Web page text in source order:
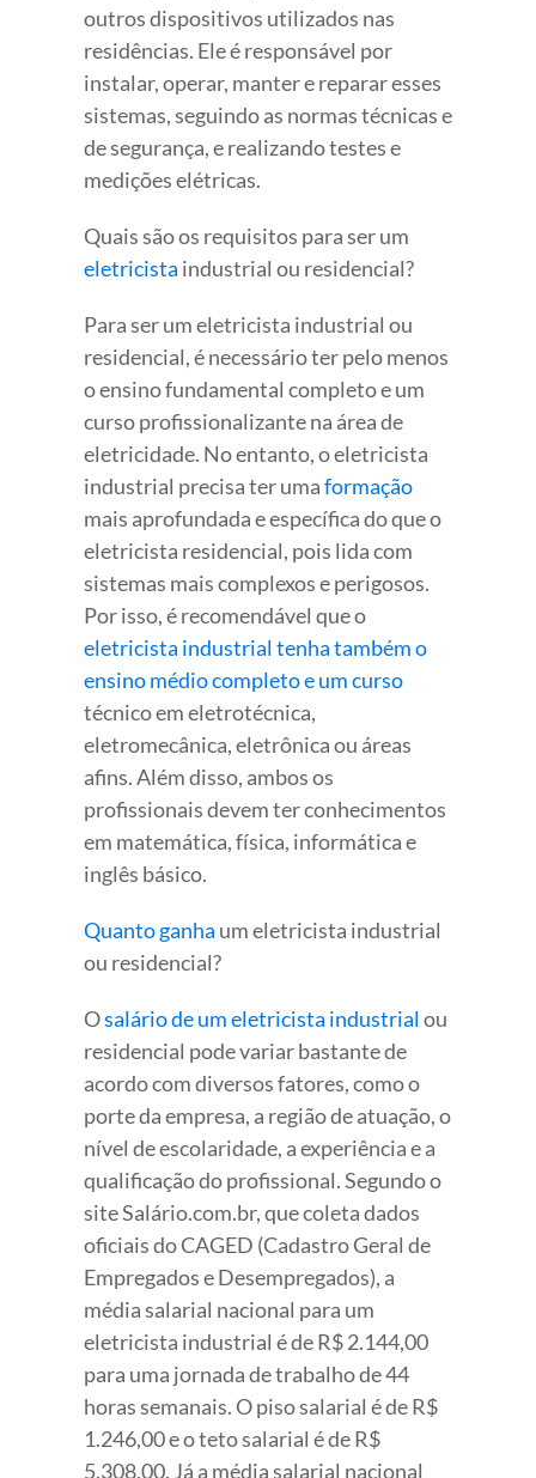
outros dispositivos utilizados nas
residências. Ele é responsável por
instalar, operar, manter e reparar esses
sistemas, seguindo as normas técnicas e
de segurança, e realizando testes e
medições elétricas.
Quais são os requisitos para ser um
eletricista industrial ou residencial?
Para ser um eletricista industrial ou
residencial, é necessário ter pelo menos
o ensino fundamental completo e um
curso profissionalizante na área de
eletricidade. No entanto, o eletricista
industrial precisa ter umaformação
mais aprofundada e específica do que o
eletricista residencial, pois lida com
sistemas mais complexos e perigosos.
Por isso, é recomendável que o
eletricista industrial tenha também o
ensino médio completo e um curso
técnico em eletrotécnica,
eletromecânica, eletrônica ou áreas
afins. Além disso, ambos os
profissionais devem ter conhecimentos
em matemática, física, informática e
inglês básico.
Quanto ganha um eletricista industrial
ou residencial?
Osalário de um eletricista industrialou
residencial pode variar bastante de
acordo com diversos fatores, como o
porte da empresa, a região de atuação, o
nível de escolaridade, a experiência e a
qualificação do profissional. Segundo o
site Salário.com.br, que coleta dados
oficiais do CAGED (Cadastro Geral de
Empregados e Desempregados), a
média salarial nacional para um
eletricista industrial é de R$ 2.144,00
para uma jornada de trabalho de 44
horas semanais. O piso salarial é de R$
1.246,00 e o teto salarial é de R$
5.308,00. Já a média salarial nacional